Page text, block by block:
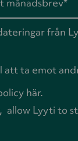
från
att ta emot
här.
allow Lyyti to